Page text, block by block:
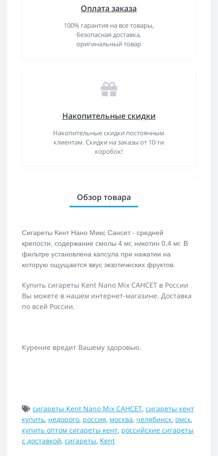
Оплата заказа
100% гарантия на все товары,
безопасная доставка,
оригинальный товар
Накопительные скидки
Накопительные скидки постоянным
клиентам. Скидки на заказы от 10-ти
коробок!
Обзор товара
Сигареты Кент Нано Микс Сансет - средней
крепости, содержание смолы 4 мг, никотин 0,4 мг. В
фильтре установлена капсула при нажатии на
которую ощущается вкус экзотических фруктов.
Купить сигареты Kent Nano Mix САНСЕТ в России
Вы можете в нашем интернет-магазине. Доставка
по всей России.
Курение вредит Вашему здоровью.
сигареты Kent Nano Mix САНСЕТ, сигареты кент
купить, недорого, россия, москва, челябинск, омск,
купить оптом сигареты кент, российские сигареты
с доставкой, сигареты, Kent